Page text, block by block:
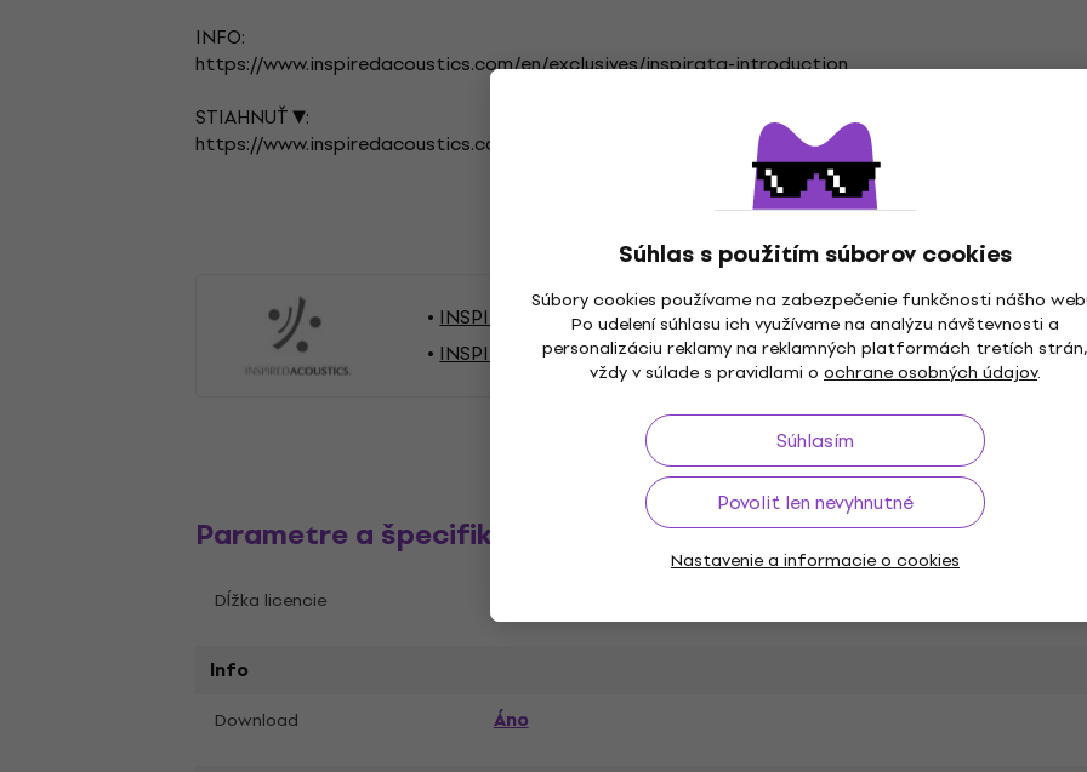
Súhlas s použitím súborov cookies
Súbory cookies používame na zabezpečenie funkčnosti nášho
Po udelení súhlasu ich využívame na analýzu návštevnosti a
personalizáciu reklamy na reklamných platformách tretích strán,
vždy v súlade s pravidlami o ochrane osobných údajov.
Súhlasím
Povoliť len nevyhnutné
Nastavenie a informacie o cookies
INFO:
https://www.inspiredacoustics.com/en/exclusives/inspirata-introduction
STIAHNUŤ ▼:
https://www.inspiredacoustics.com/register
INSPIRED ACOUSTICS Štúdio
INSPIRED ACOUSTICS Štúdiový
INSPIRED ACOUSTICS Softwarové Plug-In FX procesory
Parametre a špecifikácia
Dĺžka licencie
Info
Download Áno